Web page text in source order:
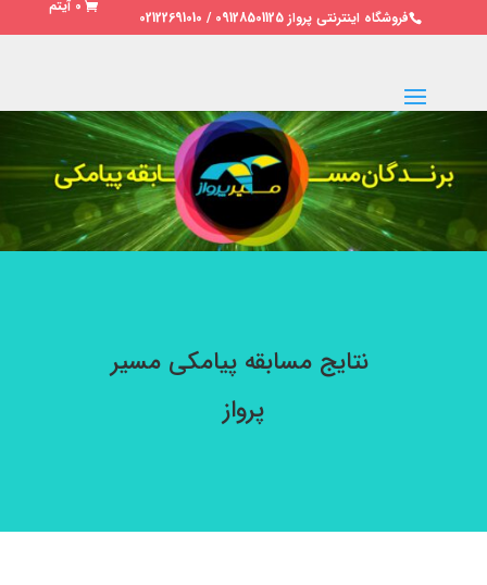
فروشگاه اینترنتی پرواز 09128501125 / 02122691010
0 آیتم
نتایج مسابقه پیامکی مسیر
پرواز